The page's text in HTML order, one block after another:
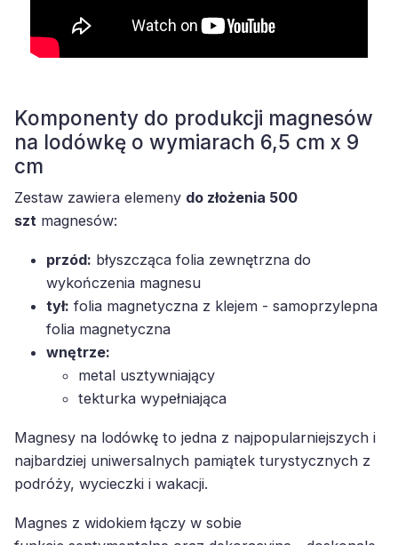
Komponenty do produkcji magnesów
na lodówkę o wymiarach 6,5 cm x 9
cm
Zestaw zawiera elemeny do złożenia 500
szt magnesów:
przód: błyszcząca folia zewnętrzna do
wykończenia magnesu
tył: folia magnetyczna z klejem - samoprzylepna
folia magnetyczna
wnętrze:
metal usztywniający
tekturka wypełniająca
Magnesy na lodówkę to jedna z najpopularniejszych i
najbardziej uniwersalnych pamiątek turystycznych z
podróży, wycieczki i wakacji.
Magnes z widokiem łączy w sobie